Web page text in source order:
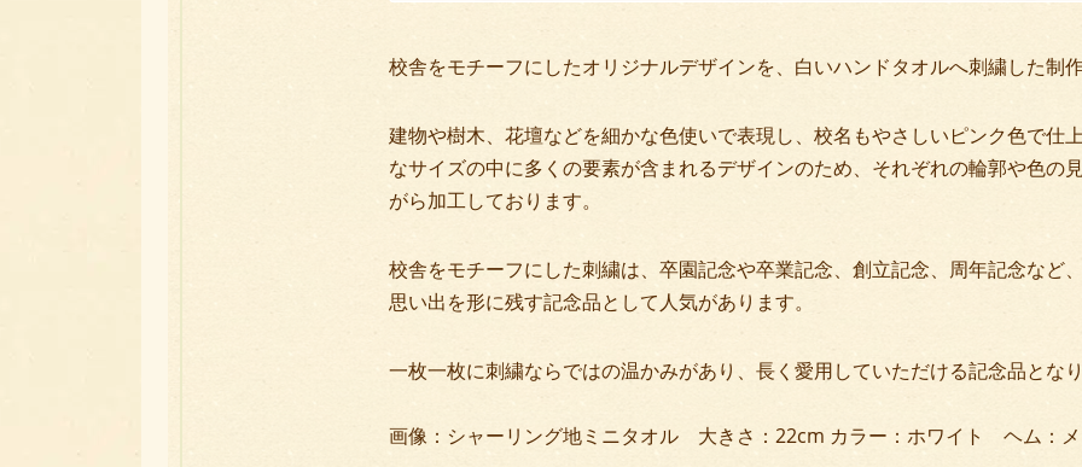
校舎をモチーフにしたオリジナルデザインを、白いハンドタオルへ刺繍した制
建物や樹木、花壇などを細かな色使いで表現し、校名もやさしいピンク色で仕
なサイズの中に多くの要素が含まれるデザインのため、それぞれの輪郭や色の
がら加工しております。
校舎をモチーフにした刺繍は、卒園記念や卒業記念、創立記念、周年記念など
思い出を形に残す記念品として人気があります。
一枚一枚に刺繍ならではの温かみがあり、長く愛用していただける記念品とな
画像：シャーリング地ミニタオル 大きさ：22cm カラー：ホワイト ヘム：